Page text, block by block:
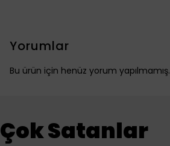
Yorumlar
Bu ürün için henüz yorum yapılmamış.
Çok Satanlar